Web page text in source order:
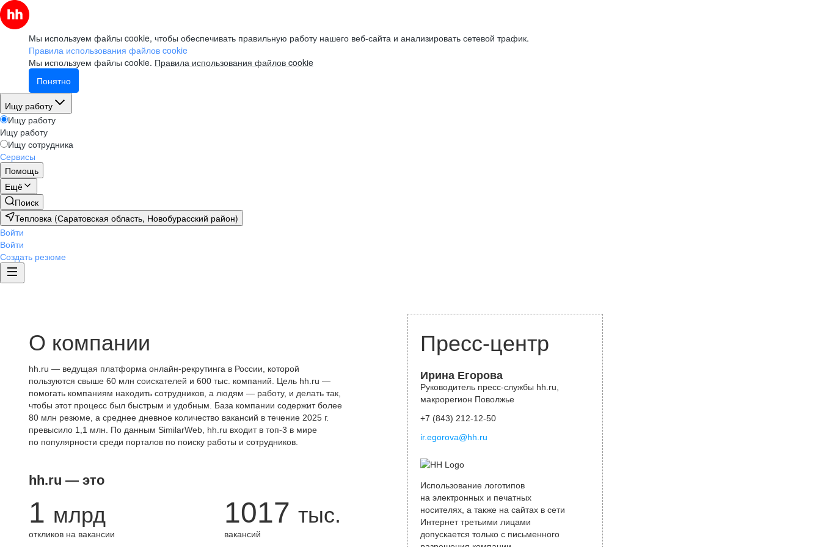
Мы используем файлы cookie, чтобы обеспечивать правильную работу нашего веб-сайта и анализировать сетевой трафик.
Правила использования файлов cookie
Мы используем файлы cookie. Правила использования файлов cookie
Понятно
Ищу работу
Ищу работу
Ищу работу
Ищу сотрудника
Сервисы
Помощь
Ещё
Поиск
Тепловка (Саратовская область, Новобурасский район)
Войти
Войти
Создать резюме
О компании
hh.ru — ведущая платформа онлайн-рекрутинга в России, которой
пользуются свыше 60 млн соискателей и 600 тыс. компаний. Цель hh.ru —
помогать компаниям находить сотрудников, а людям — работу, и делать так,
чтобы этот процесс был быстрым и удобным. База компании содержит более
80 млн резюме, а среднее дневное количество вакансий в течение 2025 г.
превысило 1,1 млн. По данным SimilarWeb, hh.ru входит в топ-3 в мире
по популярности среди порталов по поиску работы и сотрудников.
hh.ru — это
1 млрд
откликов на вакансии
1017 тыс.
вакансий
Пресс-центр
Ирина Егорова
Руководитель пресс-службы hh.ru,
макрорегион Поволжье
+7 (843) 212-12-50
ir.egorova@hh.ru
Использование логотипов
на электронных и печатных
носителях, а также на сайтах в сети
Интернет третьими лицами
допускается только с письменного